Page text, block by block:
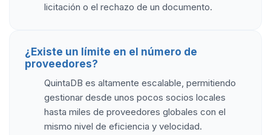
licitación o el rechazo de un documento.
¿Existe un límite en el número de
proveedores?
QuintaDB es altamente escalable, permitiendo
gestionar desde unos pocos socios locales
hasta miles de proveedores globales con el
mismo nivel de eficiencia y velocidad.